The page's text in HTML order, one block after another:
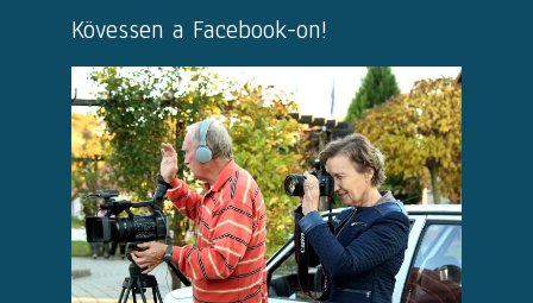
Kövessen a Facebook-on!